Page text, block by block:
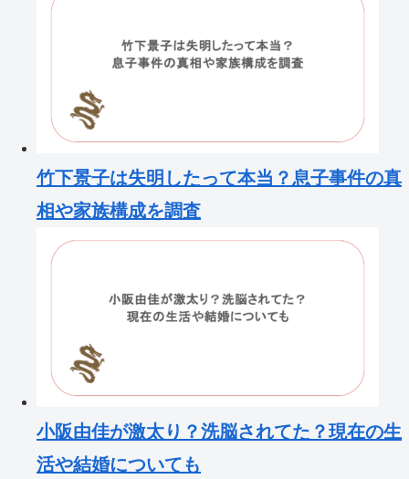
竹下景子は失明したって本当？息子事件の真
相や家族構成を調査
小阪由佳が激太り？洗脳されてた？現在の生
活や結婚についても